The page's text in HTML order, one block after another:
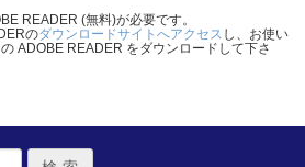
READER (無料)が必要です。
のダウンロードサイトへアクセス し、お使い
ADOBE READER をダウンロードして下さ